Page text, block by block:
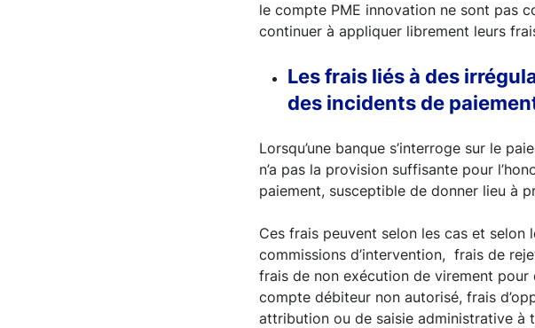
le compte PME innovation ne sont pas
continuer à appliquer librement leurs
Les frais liés à des
des incidents de
Lorsqu’une banque s’interroge sur le
n’a pas la provision suffisante pour
paiement, susceptible de donner lieu à
Ces frais peuvent selon les cas et
commissions d’intervention, frais de
frais de non exécution de virement
compte débiteur non autorisé, frais
attribution ou de saisie administrative à